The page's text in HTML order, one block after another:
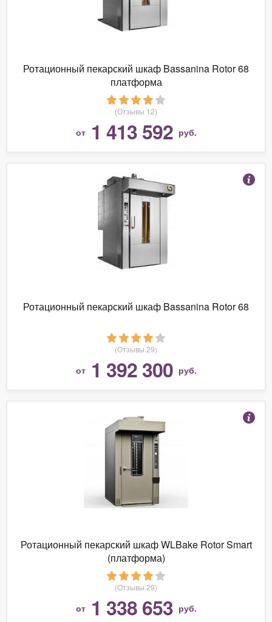
Ротационный пекарский шкаф Bassanina Rotor 68
платформа
(Отзывы 12)
от 1 413 592 руб.
Ротационный пекарский шкаф Bassanina Rotor 68
(Отзывы 29)
от 1 392 300 руб.
Ротационный пекарский шкаф WLBake Rotor Smart
(платформа)
(Отзывы 29)
от 1 338 653 руб.